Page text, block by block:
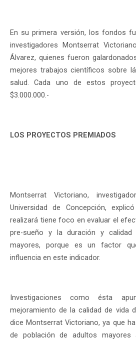
En su primera versión, los fondos
investigadores Montserrat
Álvarez, quienes fueron
mejores trabajos científicos sobre
salud. Cada uno de estos
$3.000.000.-
LOS PROYECTOS PREMIADOS
Montserrat Victoriano,
Universidad de Concepción,
realizará tiene foco en evaluar el
pre-sueño y la duración y
mayores, porque es un factor
influencia en este indicador.
Investigaciones como ésta
mejoramiento de la calidad de vida
dice Montserrat Victoriano, ya que
de población de adultos